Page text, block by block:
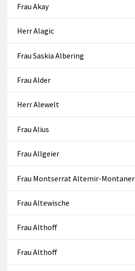
Frau Akay
Herr Alagic
Frau Saskia Albering
Frau Alder
Herr Alewelt
Frau Alius
Frau Allgeier
Frau Montserrat Altemir-Montaner
Frau Altewische
Frau Althoff
Frau Althoff